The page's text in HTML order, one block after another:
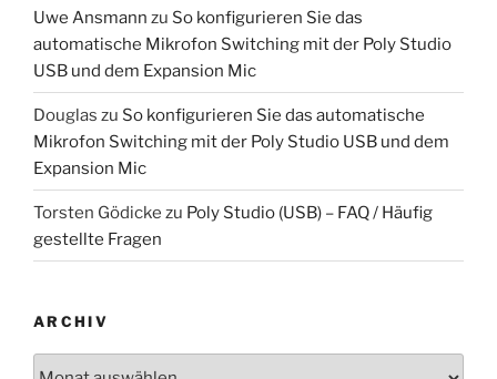
Uwe Ansmann zu So konfigurieren Sie das
automatische Mikrofon Switching mit der Poly Studio
USB und dem Expansion Mic
Douglas zu So konfigurieren Sie das automatische
Mikrofon Switching mit der Poly Studio USB und dem
Expansion Mic
Torsten Gödicke zu Poly Studio (USB) – FAQ / Häufig
gestellte Fragen
ARCHIV